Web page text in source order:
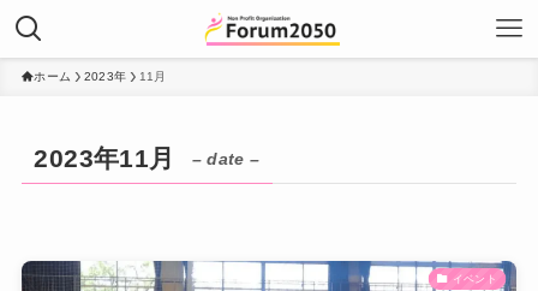
ホーム 2023年 11月
2023年11月 – date –
イベント